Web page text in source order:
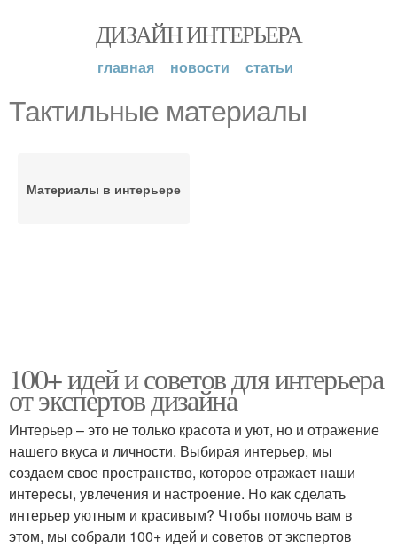
ДИЗАЙН ИНТЕРЬЕРА
главная новости статьи
Тактильные материалы
Материалы в интерьере
100+ идей и советов для интерьера
от экспертов дизайна
Интерьер – это не только красота и уют, но и отражение
нашего вкуса и личности. Выбирая интерьер, мы
создаем свое пространство, которое отражает наши
интересы, увлечения и настроение. Но как сделать
интерьер уютным и красивым? Чтобы помочь вам в
этом, мы собрали 100+ идей и советов от экспертов